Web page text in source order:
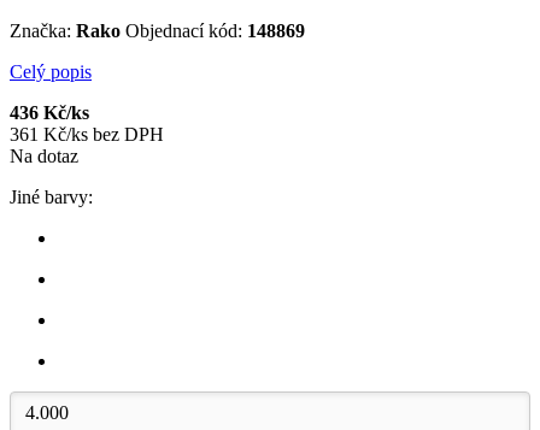
Značka: Rako Objednací kód: 148869
Celý popis
436 Kč/ks
361 Kč/ks bez DPH
Na dotaz
Jiné barvy: